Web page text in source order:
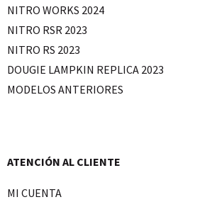
NITRO WORKS 2024
NITRO RSR 2023
NITRO RS 2023
DOUGIE LAMPKIN REPLICA 2023
MODELOS ANTERIORES
ATENCIÓN AL CLIENTE
MI CUENTA